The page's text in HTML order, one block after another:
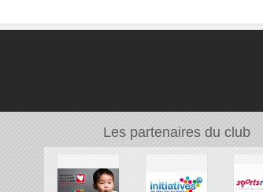
Les partenaires du club